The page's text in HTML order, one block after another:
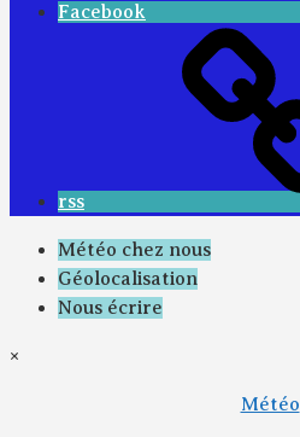
Facebook
rss
Météo chez nous
Géolocalisation
Nous écrire
×
Météo